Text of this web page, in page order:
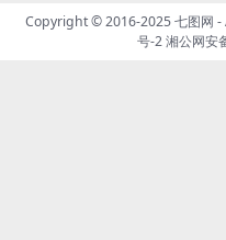
Copyright © 2016-2025七图网 -
号-2湘公网安